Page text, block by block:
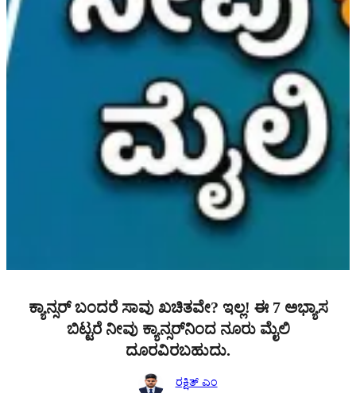
ಕ್ಯಾನ್ಸರ್ ಬಂದರೆ ಸಾವು ಖಚಿತವೇ? ಇಲ್ಲ! ಈ 7 ಅಭ್ಯಾಸ
ಬಿಟ್ಟರೆ ನೀವು ಕ್ಯಾನ್ಸರ್‌ನಿಂದ ನೂರು ಮೈಲಿ
ದೂರವಿರಬಹುದು.
ರಕ್ಷಿತ್ ಎಂ